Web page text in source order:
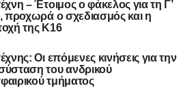
– Έτοιμος ο φάκελος για τη Γ’
προχωρά ο σχεδιασμός και η
της Κ16
Οι επόμενες κινήσεις για την
του ανδρικού
τμήματος